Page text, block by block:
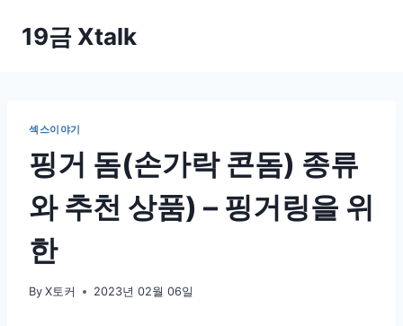
19금 Xtalk
섹스이야기
핑거 돔(손가락 콘돔) 종류
와 추천 상품) – 핑거링을 위
한
By X토커 2023년 02월 06일